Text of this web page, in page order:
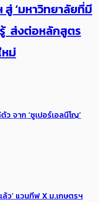
‘มหาวิทยาลัยที่มี
ส่งต่อหลักสูตร
ม่
จาก ‘ซูเปอร์เอลนีโญ’
ว’ แวนทีฟ X ม.เกษตรฯ